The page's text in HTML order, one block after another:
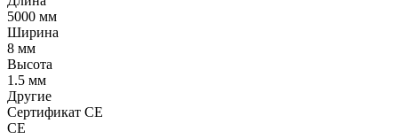
5000 мм
Ширина
8 мм
Высота
1.5 мм
Другие
Сертификат CE
CE